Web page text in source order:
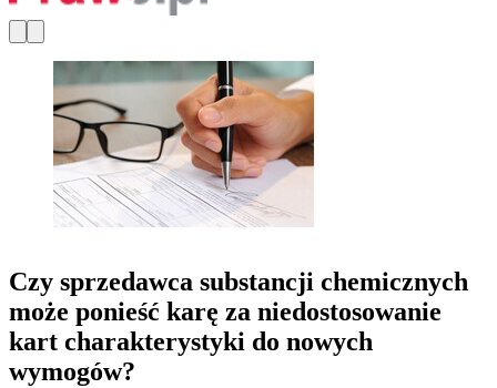
Czy sprzedawca substancji chemicznych
może ponieść karę za niedostosowanie
kart charakterystyki do nowych
wymogów?